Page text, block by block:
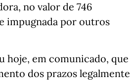
no valor de 746
impugnada por outros
hoje, em comunicado, que
dos prazos legalmente